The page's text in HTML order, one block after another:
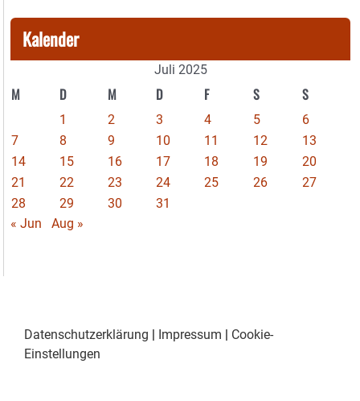
Kalender
Juli 2025
M D M D F S S
1 2 3 4 5
6
7
8 9 10 11 12
13
14
15 16 17 18 19
20
21
22 23 24 25 26
27
28
29 30
31
« Jun
Aug »
Datenschutzerklärung Impressum
Cookie-
Einstellungen